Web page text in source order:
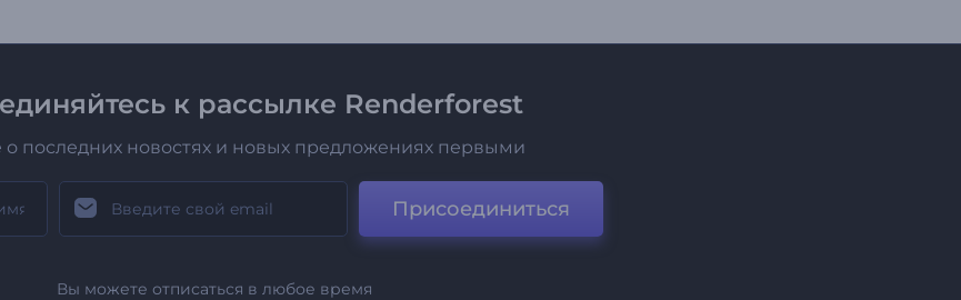
к рассылке Renderforest
о последних новостях и новых предложениях первыми
Присоединиться
Вы можете отписаться в любое время